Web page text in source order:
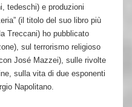
tedeschi) e produzioni
(il titolo del suo libro più
Treccani) ho pubblicato
sul terrorismo religioso
José Mazzei), sulle rivolte
sulla vita di due esponenti
Napolitano.